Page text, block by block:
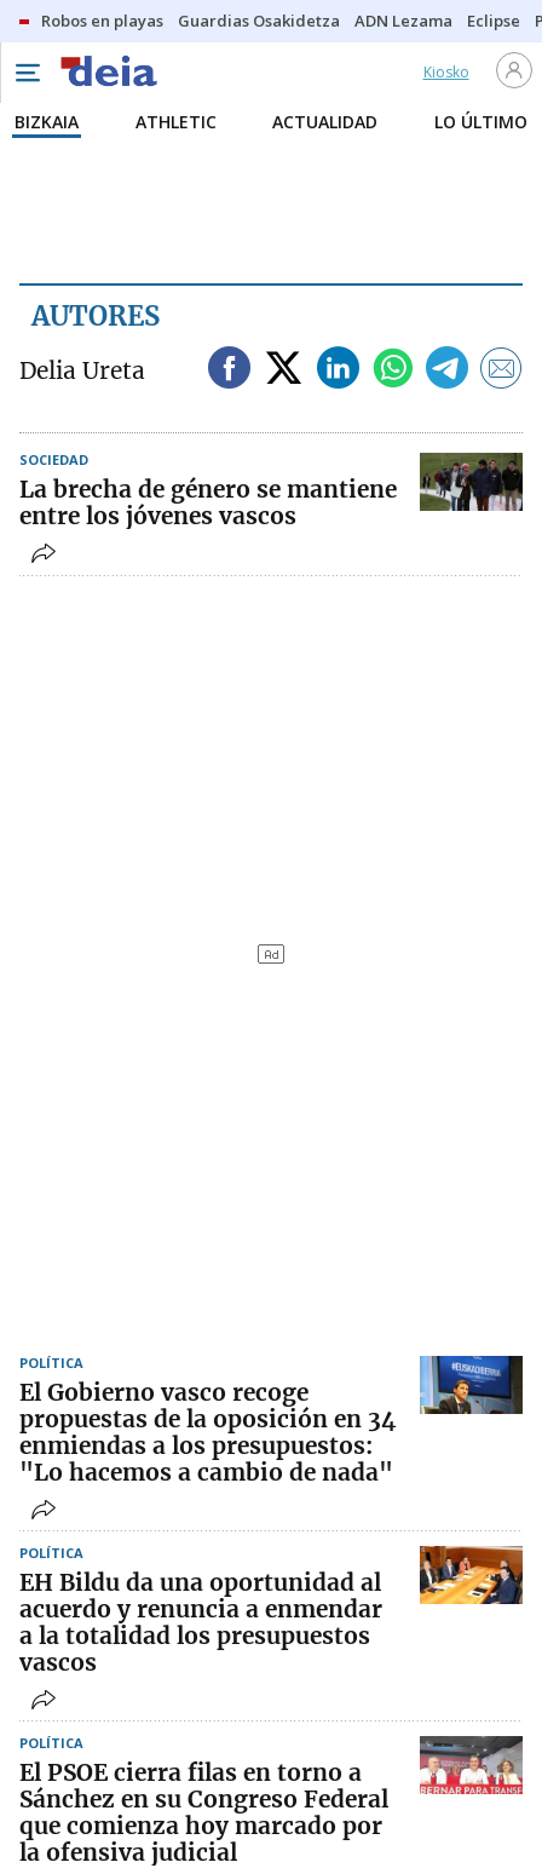
Robos en playas Guardias Osakidetza ADN Lezama Eclipse
Kiosko
BIZKAIA ATHLETIC ACTUALIDAD LO ÚLTIMO
AUTORES
Delia Ureta
SOCIEDAD
La brecha de género se mantiene
entre los jóvenes vascos
POLÍTICA
El Gobierno vasco recoge
propuestas de la oposición en 34
enmiendas a los presupuestos:
"Lo hacemos a cambio de nada"
POLÍTICA
EH Bildu da una oportunidad al
acuerdo y renuncia a enmendar
a la totalidad los presupuestos
vascos
POLÍTICA
El PSOE cierra filas en torno a
Sánchez en su Congreso Federal
que comienza hoy marcado por
la ofensiva judicial